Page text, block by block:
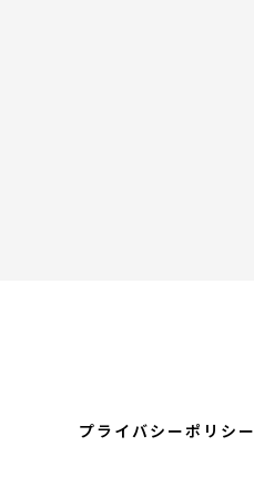
プライバシーポリシー